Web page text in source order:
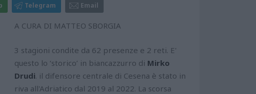
Telegram Email
A CURA DI MATTEO SBORGIA
3 stagioni condite da 62 presenze e 2 reti. E'
questo lo ‘storico’ in biancazzurro di Mirko
Drudi. il difensore centrale di Cesena è stato in
riva all'Adriatico dal 2019 al 2022. La scorsa